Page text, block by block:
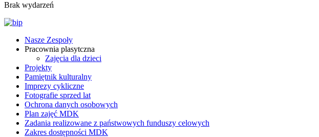
Brak wydarzeń
Nasze Zespoły
Pracownia plasytczna
Zajęcia dla dzieci
Projekty
Pamiętnik kulturalny
Imprezy cykliczne
Fotografie sprzed lat
Ochrona danych osobowych
Plan zajęć MDK
Zadania realizowane z państwowych funduszy celowych
Zakres dostępności MDK